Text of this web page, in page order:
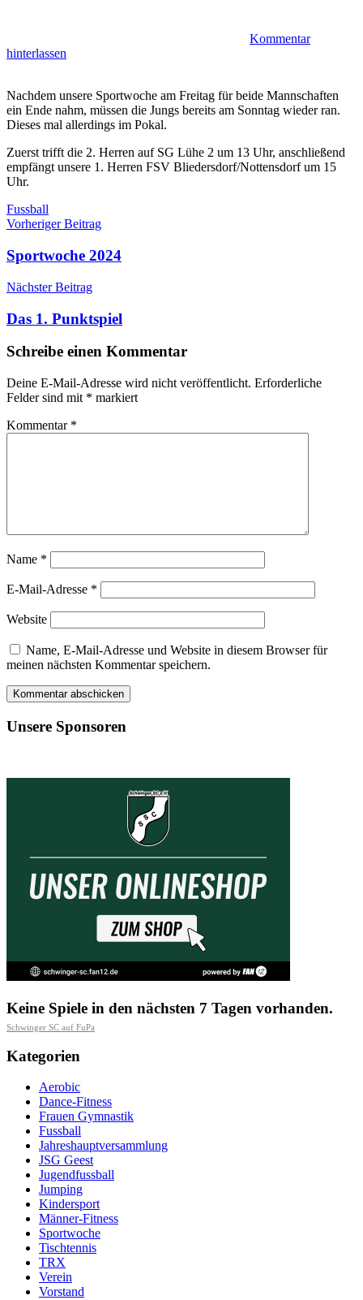
Kommentar
hinterlassen
Nachdem unsere Sportwoche am Freitag für beide Mannschaften
ein Ende nahm, müssen die Jungs bereits am Sonntag wieder ran.
Dieses mal allerdings im Pokal.
Zuerst trifft die 2. Herren auf SG Lühe 2 um 13 Uhr, anschließend
empfängt unsere 1. Herren FSV Bliedersdorf/Nottensdorf um 15
Uhr.
Fussball
Beitragsnavigation
Vorheriger Beitrag
Sportwoche 2024
Nächster Beitrag
Das 1. Punktspiel
Schreibe einen Kommentar
Deine E-Mail-Adresse wird nicht veröffentlicht. Erforderliche
Felder sind mit * markiert
Kommentar *
Name *
E-Mail-Adresse *
Website
Name, E-Mail-Adresse und Website in diesem Browser für
meinen nächsten Kommentar speichern.
Unsere Sponsoren
Keine Spiele in den nächsten 7 Tagen vorhanden.
Schwinger SC auf FuPa
Kategorien
Aerobic
Dance-Fitness
Frauen Gymnastik
Fussball
Jahreshauptversammlung
JSG Geest
Jugendfussball
Jumping
Kindersport
Männer-Fitness
Sportwoche
Tischtennis
TRX
Verein
Vorstand